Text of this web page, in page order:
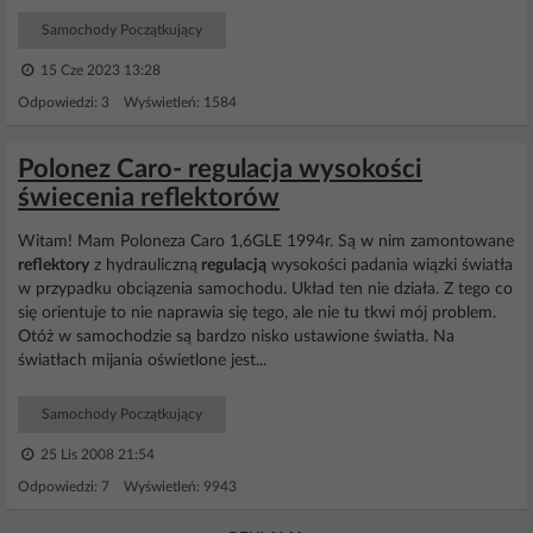
Samochody Początkujący
15 Cze 2023 13:28
Odpowiedzi: 3 Wyświetleń: 1584
Polonez Caro- regulacja wysokości
świecenia reflektorów
Witam! Mam Poloneza Caro 1,6GLE 1994r. Są w nim zamontowane
reflektory z hydrauliczną regulacją wysokości padania wiązki światła
w przypadku obciązenia samochodu. Układ ten nie działa. Z tego co
się orientuje to nie naprawia się tego, ale nie tu tkwi mój problem.
Otóż w samochodzie są bardzo nisko ustawione światła. Na
światłach mijania oświetlone jest...
Samochody Początkujący
25 Lis 2008 21:54
Odpowiedzi: 7 Wyświetleń: 9943